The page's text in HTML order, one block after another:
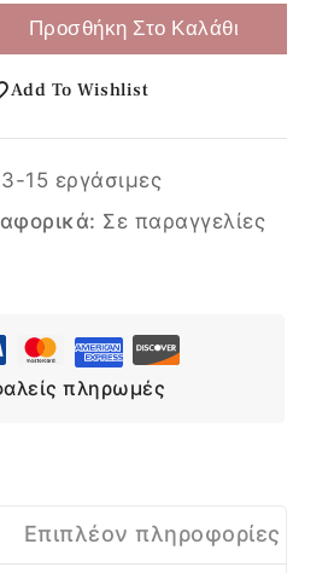
Προσθήκη Στο Καλάθι
Add To Wishlist
3-15 εργάσιμες
Σε παραγγελίες
πληρωμές
Επιπλέον πληροφορίες